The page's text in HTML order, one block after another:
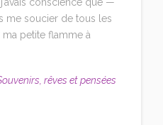
me soucier de tous les
ma petite flamme à
rêves et pensées